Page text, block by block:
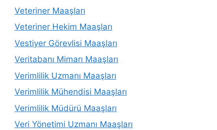
Veteriner Maaşları
Veteriner Hekim Maaşları
Vestiyer Görevlisi Maaşları
Veritabanı Mimarı Maaşları
Verimlilik Uzmanı Maaşları
Verimlilik Mühendisi Maaşları
Verimlilik Müdürü Maaşları
Veri Yönetimi Uzmanı Maaşları